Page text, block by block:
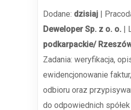
Dodane: dzisiaj |
Deweloper Sp. z o. o. |
podkarpackie/
Zadania: weryfikacja,
ewidencjonowanie
odbioru oraz
do odpowiednich